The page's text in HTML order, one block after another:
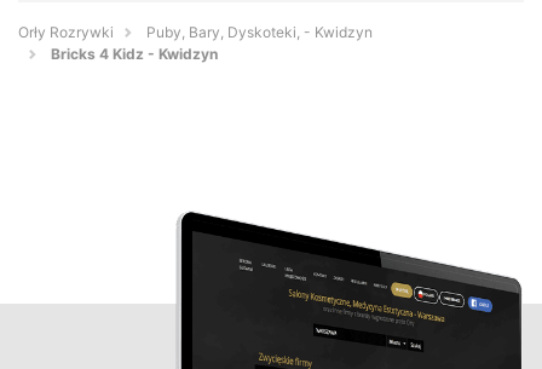
Orły Rozrywki
Puby, Bary, Dyskoteki, - Kwidzyn
Bricks 4 Kidz - Kwidzyn